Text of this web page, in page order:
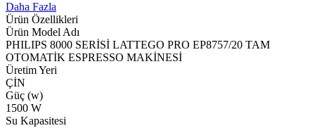
Daha Fazla
Ürün Özellikleri
Ürün Model Adı
PHILIPS 8000 SERİSİ LATTEGO PRO EP8757/20 TAM
OTOMATİK ESPRESSO MAKİNESİ
Üretim Yeri
ÇİN
Güç (w)
1500 W
Su Kapasitesi